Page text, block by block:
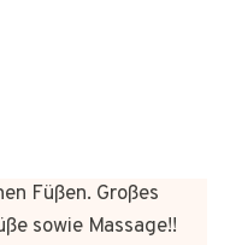
Füßen. Großes
sowie Massage!!